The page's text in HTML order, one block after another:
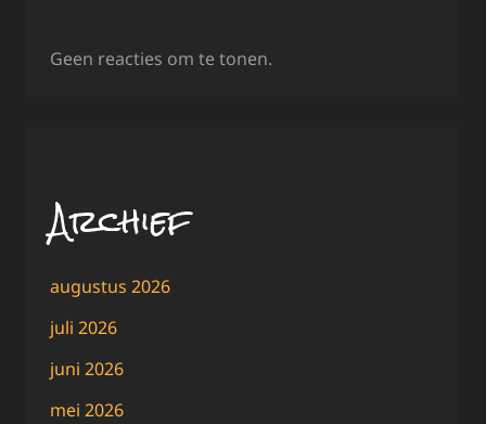
Geen reacties om te tonen.
Archief
augustus 2026
juli 2026
juni 2026
mei 2026